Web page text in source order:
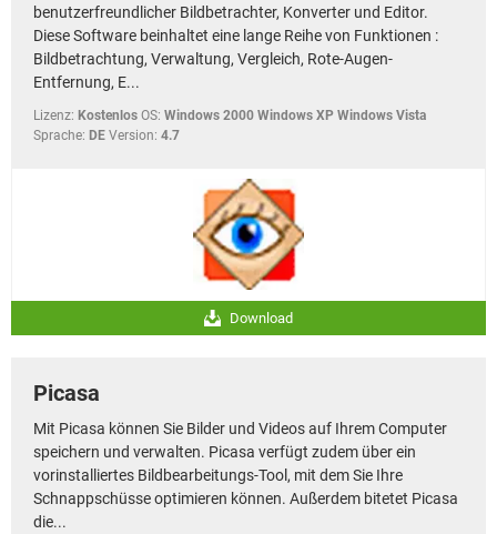
benutzerfreundlicher Bildbetrachter, Konverter und Editor.
Diese Software beinhaltet eine lange Reihe von Funktionen :
Bildbetrachtung, Verwaltung, Vergleich, Rote-Augen-
Entfernung, E...
Lizenz: Kostenlos OS: Windows 2000 Windows XP Windows Vista
Sprache: DE Version: 4.7
Download
Picasa
Mit Picasa können Sie Bilder und Videos auf Ihrem Computer
speichern und verwalten. Picasa verfügt zudem über ein
vorinstalliertes Bildbearbeitungs-Tool, mit dem Sie Ihre
Schnappschüsse optimieren können. Außerdem bitetet Picasa
die...